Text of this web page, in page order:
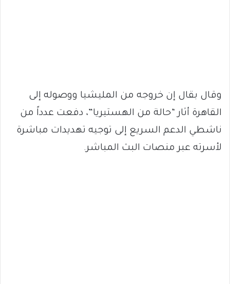
وقال بقال إن خروجه من المليشيا ووصوله إلى
القاهرة أثار “حالة من الهستيريا”، دفعت عدداً من
ناشطي الدعم السريع إلى توجيه تهديدات مباشرة
لأسرته عبر منصات البث المباشر.